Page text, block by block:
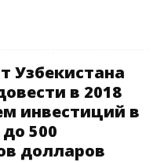
Узбекистана
в 2018
инвестиций в
500
долларов